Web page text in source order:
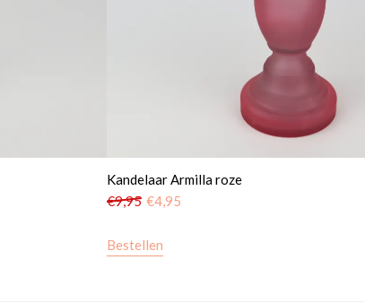
Kandelaar Armilla roze
€9,95 €4,95
Bestellen